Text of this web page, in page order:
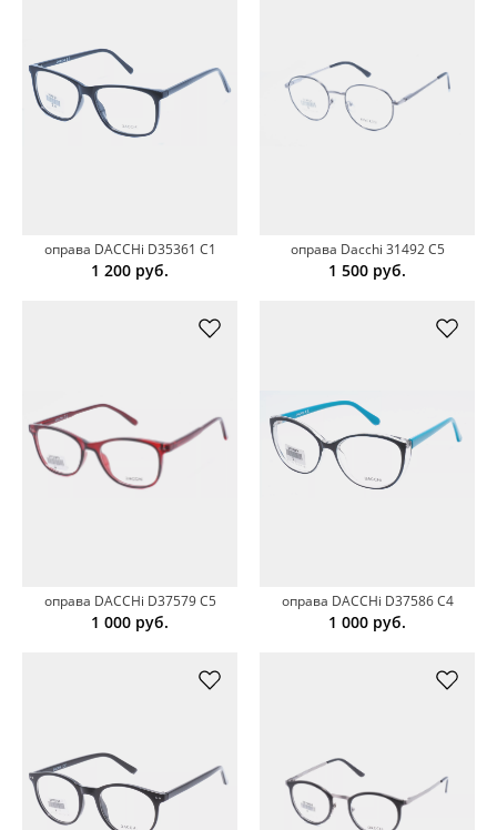
оправа DACCHi D35361 C1
1 200 руб.
оправа Dacchi 31492 C5
1 500 руб.
оправа DACCHi D37579 C5
1 000 руб.
оправа DACCHi D37586 C4
1 000 руб.